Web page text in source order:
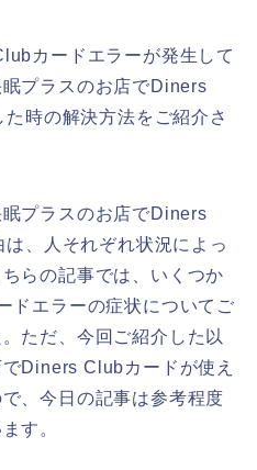
カードエラーが発生して
プラスのお店でDiners
時の解決方法をご紹介さ
プラスのお店でDiners
、人それぞれ状況によっ
らの記事では、いくつか
ドエラーの症状についてご
ただ、今回ご紹介した以
Diners Clubカードが使え
、今日の記事は参考程度
す。